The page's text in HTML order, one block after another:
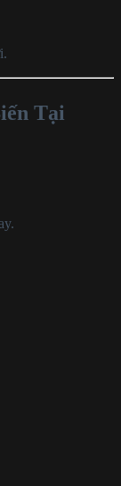
Tại